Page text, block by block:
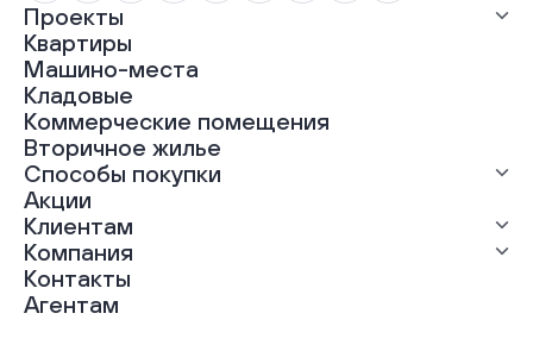
Проекты
Все проекты
ЖК «Абрикос»
ЖК «Гравитация»
ЖК «Грин Гарден»
ЖК «Динамика»
ЖК «Мохито»
ЖК «Современник»
ЖК «Янтарная долина»
Квартиры
Машино-места
Кладовые
Коммерческие помещения
Вторичное жилье
Способы покупки
Выгодная ипотека
Рассрочка
Материнский капитал
Трейд-ин
100% оплата
Акции
Клиентам
Ход строительства
Документы
Выдача ключей
Компания
О нас
Карьера
Контакты
Агентам